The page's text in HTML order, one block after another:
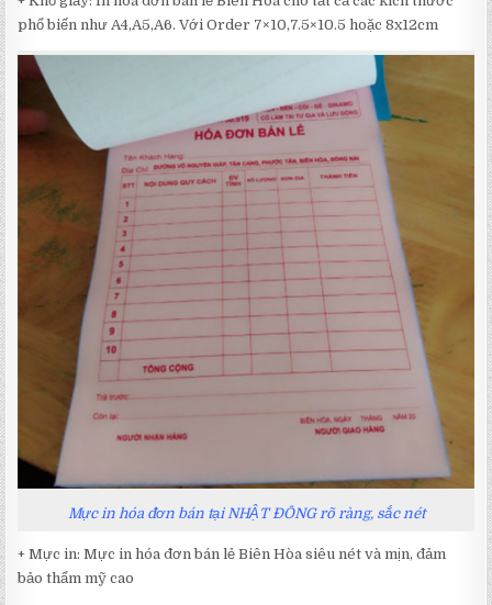
phổ biến như A4,A5,A6. Với Order 7×10,7.5×10.5 hoặc 8x12cm
Mực in hóa đơn bán tại NHẬT ĐÔNG rõ ràng, sắc nét
+ Mực in: Mực in hóa đơn bán lẻ Biên Hòa siêu nét và mịn, đảm
bảo thẩm mỹ cao